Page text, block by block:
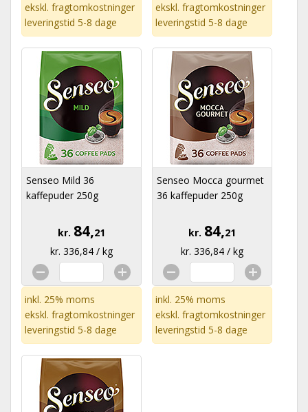
ekskl. fragtomkostninger
leveringstid 5-8 dage
ekskl. fragtomkostninger
leveringstid 5-8 dage
Senseo Mild 36
kaffepuder 250g
kr. 84,21
kr. 336,84 / kg
inkl. 25% moms
ekskl. fragtomkostninger
leveringstid 5-8 dage
Senseo Mocca gourmet
36 kaffepuder 250g
kr. 84,21
kr. 336,84 / kg
inkl. 25% moms
ekskl. fragtomkostninger
leveringstid 5-8 dage